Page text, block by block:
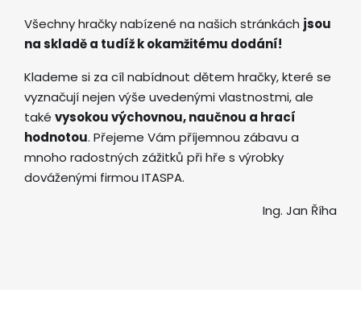
Všechny hračky nabízené na našich stránkách jsou
na skladě a tudíž k okamžitému dodání!
Klademe si za cíl nabídnout dětem hračky, které se
vyznačují nejen výše uvedenými vlastnostmi, ale
také vysokou výchovnou, naučnou a hrací
hodnotou. Přejeme Vám příjemnou zábavu a
mnoho radostných zážitků při hře s výrobky
dováženými firmou ITASPA.
Ing. Jan Říha